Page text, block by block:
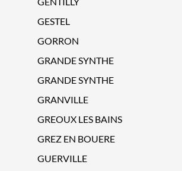
GESTEL
GORRON
GRANDE SYNTHE
GRANDE SYNTHE
GRANVILLE
GREOUX LES BAINS
GREZ EN BOUERE
GUERVILLE